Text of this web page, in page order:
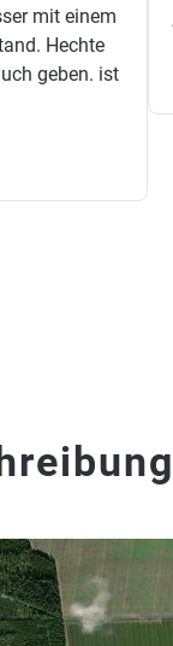
mit einem
Hechte
geben. ist